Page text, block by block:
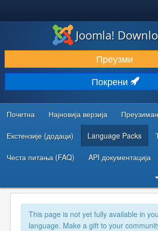
ПРЕУЗИМАЊЕ И ПРОШИРЕЊА (ЕКСТЕНЗИЈЕ)
ОТКРИЈТЕ И НАУЧИТЕ
ЗАЈЕДНИЦА И ПОДРШКА
РЕСУРСИ ЗА РАЗВОЈ
Joomla!
Преузми
Покрени
Почетна Најновија верзија
Екстензије (додаци) Language Packs
Честа питања (FAQ) API документација
This page is not yet fully available in
language. Make a gift to your